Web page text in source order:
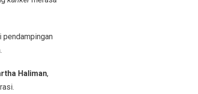
pendampingan
Haliman,